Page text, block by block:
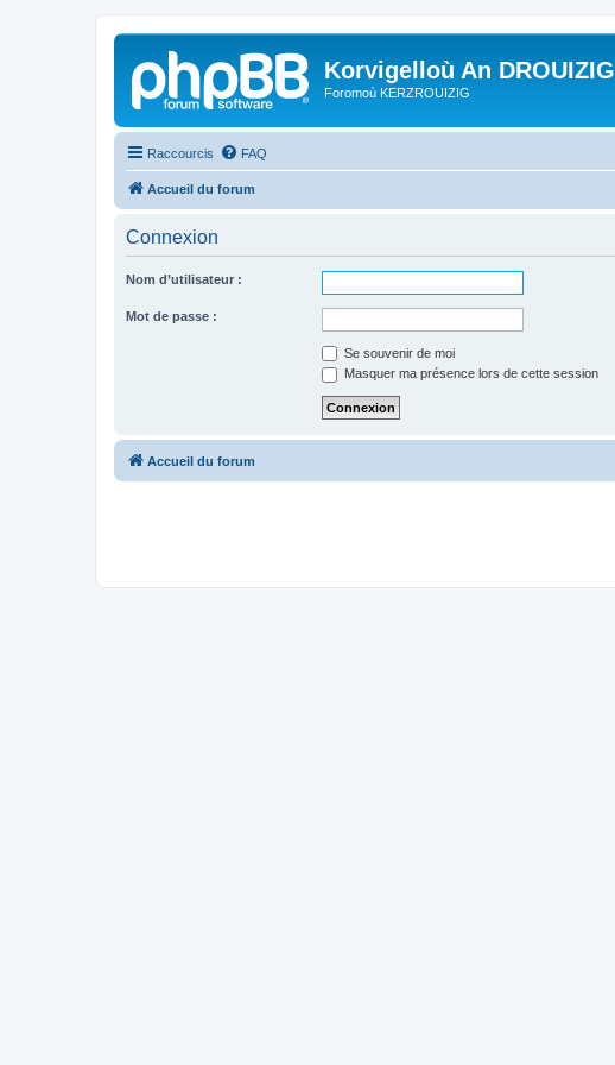
Korvigelloù An DROUIZIG
Foromoù KERZROUIZIG
Raccourcis FAQ
Accueil du forum
Connexion
Nom d’utilisateur :
Mot de passe :
Se souvenir de moi
Masquer ma présence lors de cette session
Accueil du forum